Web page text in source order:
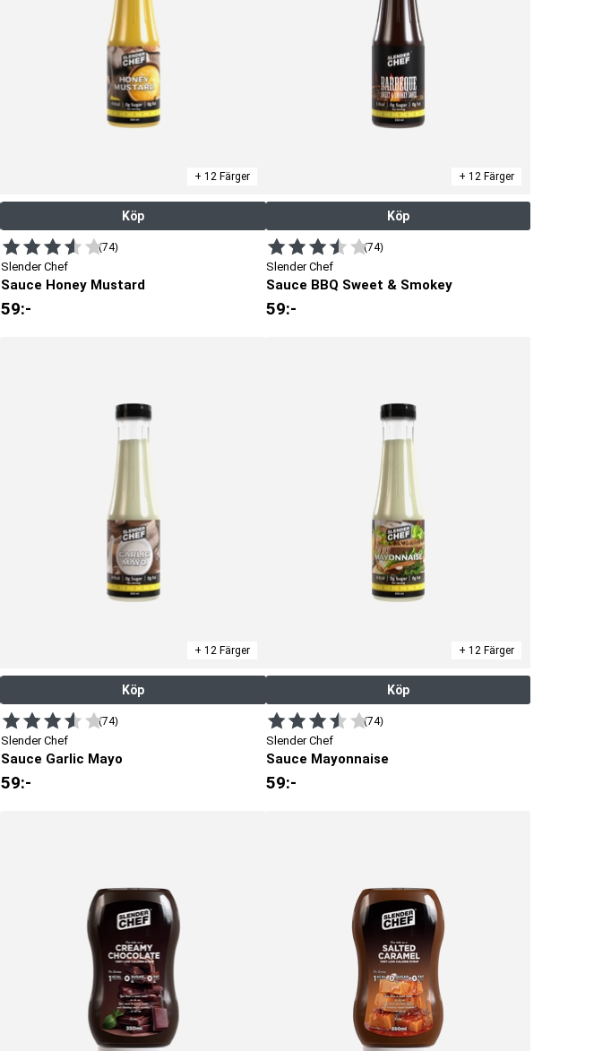
+ 12 Färger
Köp
(74)
Slender Chef
Sauce Honey Mustard
59:-
+ 12 Färger
Köp
(74)
Slender Chef
Sauce BBQ Sweet & Smokey
59:-
+ 12 Färger
Köp
(74)
Slender Chef
Sauce Garlic Mayo
59:-
+ 12 Färger
Köp
(74)
Slender Chef
Sauce Mayonnaise
59:-